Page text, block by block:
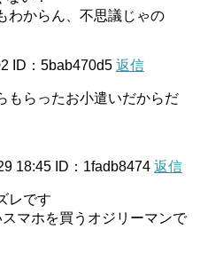
わからん、不思議じゃの
ID：5bab470d5 返信
もらったお小遣いだからだ
18:45 ID：1fadb8474 返信
レです
マホを買うオジリーマンで